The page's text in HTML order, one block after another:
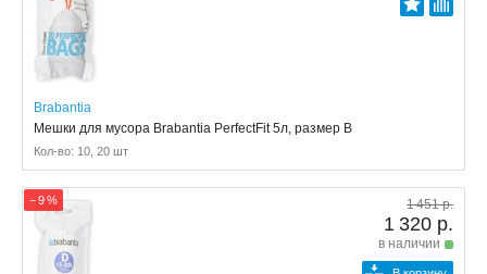
Brabantia
Мешки для мусора Brabantia PerfectFit 5л, размер B
Кол-во: 10, 20 шт
− 9 % 1 451 р.
1 320 р.
в наличии